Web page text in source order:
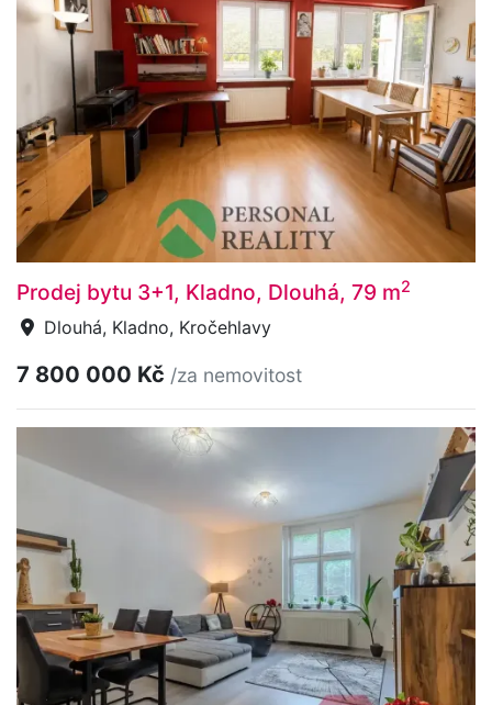
Prodej bytu 3+1, Kladno, Dlouhá, 79 m2
Dlouhá, Kladno, Kročehlavy
7 800 000 Kč /za nemovitost